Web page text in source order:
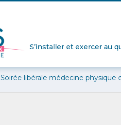
S’installer et exercer au
Soirée libérale médecine physique